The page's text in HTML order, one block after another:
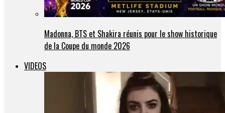
Madonna, BTS et Shakira réunis pour le show historique
de la Coupe du monde 2026
VIDEOS